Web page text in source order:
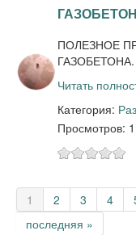
ГАЗОБЕТОН
ПОЛЕЗНОЕ
ГАЗОБЕТОНА.
Читать
Категория:
Просмотров:
Страницы
1 2 3 4
последняя »